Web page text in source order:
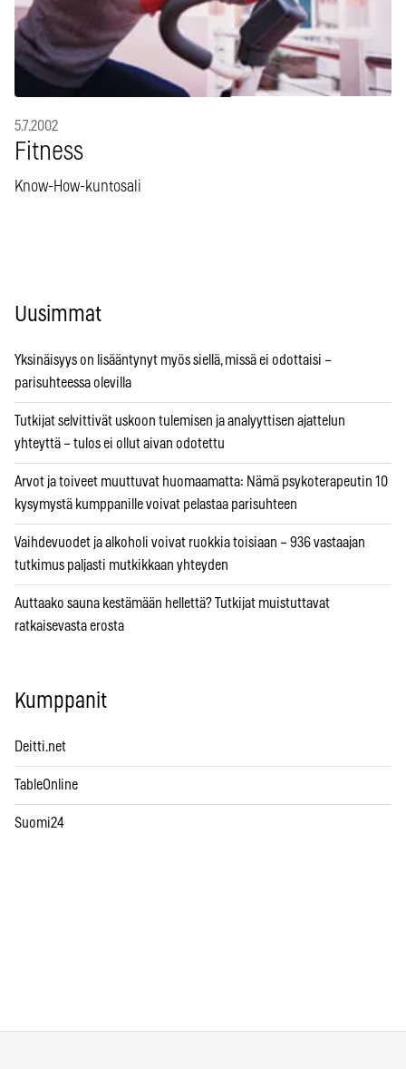
5.7.2002
Fitness
Know-How-kuntosali
Uusimmat
Yksinäisyys on lisääntynyt myös siellä, missä ei odottaisi –
parisuhteessa olevilla
Tutkijat selvittivät uskoon tulemisen ja analyyttisen ajattelun
yhteyttä – tulos ei ollut aivan odotettu
Arvot ja toiveet muuttuvat huomaamatta: Nämä psykoterapeutin 10
kysymystä kumppanille voivat pelastaa parisuhteen
Vaihdevuodet ja alkoholi voivat ruokkia toisiaan – 936 vastaajan
tutkimus paljasti mutkikkaan yhteyden
Auttaako sauna kestämään hellettä? Tutkijat muistuttavat
ratkaisevasta erosta
Kumppanit
Deitti.net
TableOnline
Suomi24